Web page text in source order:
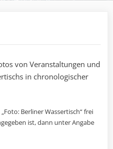
von Veranstaltungen und
in chronologischer
Berliner Wassertisch“ frei
ist, dann unter Angabe